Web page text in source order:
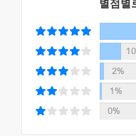
별점별
2%
1%
0%